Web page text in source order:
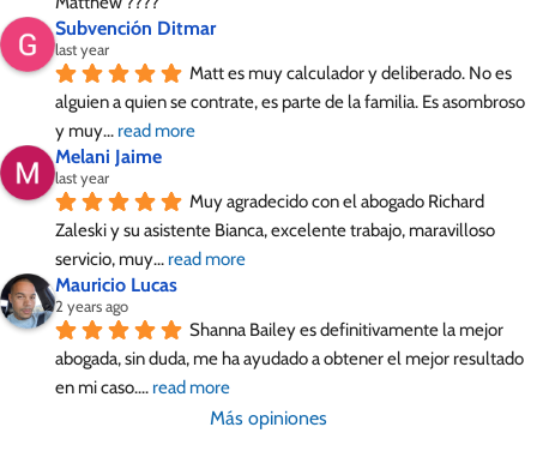
Subvención Ditmar
last year
Matt es muy calculador y deliberado. No es
alguien a quien se contrate, es parte de la familia. Es asombroso
y muy... read more
Melani Jaime
last year
Muy agradecido con el abogado Richard
Zaleski y su asistente Bianca, excelente trabajo, maravilloso
servicio, muy... read more
Mauricio Lucas
2 years ago
Shanna Bailey es definitivamente la mejor
abogada, sin duda, me ha ayudado a obtener el mejor resultado
en mi caso.... read more
Más opiniones